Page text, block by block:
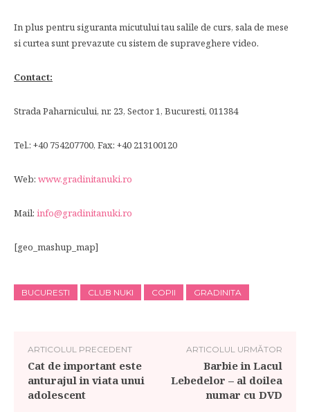
In plus pentru siguranta micutului tau salile de curs, sala de mese
si curtea sunt prevazute cu sistem de supraveghere video.
Contact:
Strada Paharnicului, nr. 23, Sector 1, Bucuresti, 011384
Tel.: +40 754207700, Fax: +40 213100120
Web: www.gradinitanuki.ro
Mail: info@gradinitanuki.ro
[geo_mashup_map]
BUCURESTI CLUB NUKI COPII GRADINITA
ARTICOLUL PRECEDENT
Cat de important este
anturajul in viata unui
adolescent
ARTICOLUL URMĂTOR
Barbie in Lacul
Lebedelor – al doilea
numar cu DVD